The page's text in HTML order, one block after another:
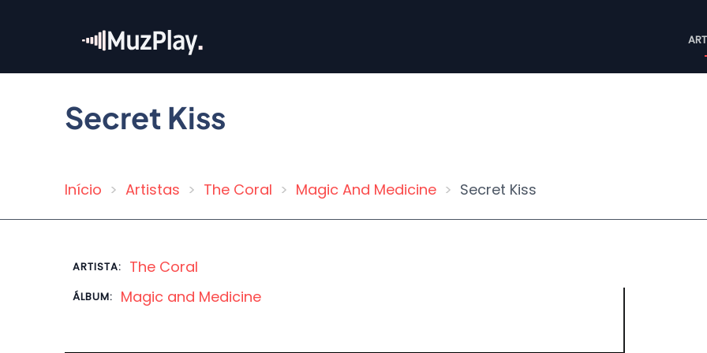
conteúdo
Secret Kiss
Trilha
navegação
Início Artistas The Coral Magic And Medicine Secret Kiss
ARTISTA: The Coral
ÁLBUM: Magic and Medicine